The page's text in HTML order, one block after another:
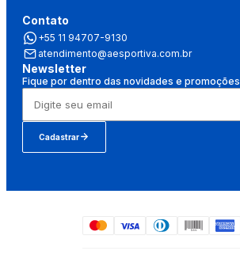
Contato
+55 11 94707-9130
atendimento@aesportiva.com.br
Newsletter
Fique por dentro das novidades e promoções
Cadastrar